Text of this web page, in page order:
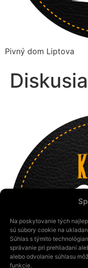
Na poskytovanie tých
sú súbory cookie na
Súhlas s týmito
správanie pri prehliadaní
alebo odvolanie súhlasu
funkcie.
Pivný dom Liptova